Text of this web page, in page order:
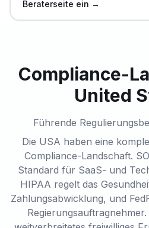
Beraterseite ein →
Compliance-
United
Führende
Die USA haben eine
Compliance-Landschaft.
Standard für SaaS- und
HIPAA regelt das
Zahlungsabwicklung, und